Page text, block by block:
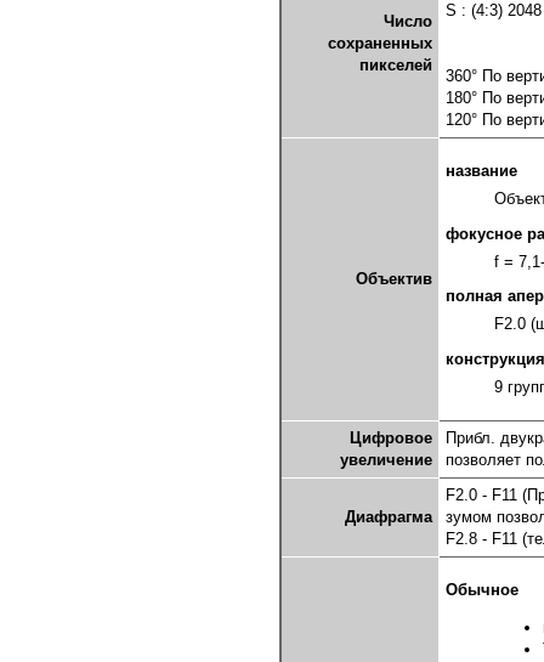
Число
сохраненных
пикселей
S : (4:3)
360° По
180° По
120° По
Объектив
название
фокусное
f =
полная
F2.0
конструкция
9
Цифровое
увеличение
Прибл.
позволяет
Диафрагма
F2.0 - F11
зумом
F2.8 - F11
Обычное